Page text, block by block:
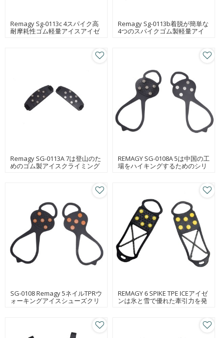
Remagy Sg-0113c 4スパイク高
耐摩耗性ゴム軽量アイスアイゼ
Remagy Sg-0113b着脱が簡単な
4つのスパイクゴム製軽量アイ
Remagy SG-0113A 7は登山のた
めのゴム製アイスクライミング
REMAGY SG-0108A 5は中国の工
場をハイキングするためのシリ
SG-0108 Remagy 5ネイルTPRウ
ォーキングアイスシューズクリ
REMAGY 6 SPIKE TPE ICEアイゼ
ンは氷と雪で優れた牽引力を発